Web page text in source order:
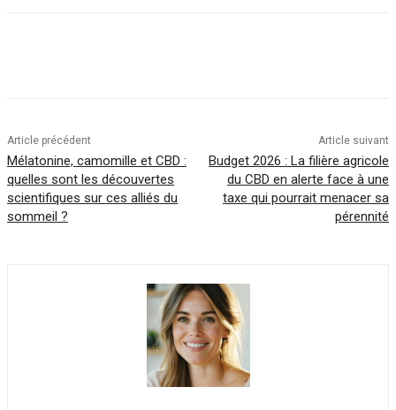
Article précédent
Mélatonine, camomille et CBD :
quelles sont les découvertes
scientifiques sur ces alliés du
sommeil ?
Article suivant
Budget 2026 : La filière agricole
du CBD en alerte face à une
taxe qui pourrait menacer sa
pérennité